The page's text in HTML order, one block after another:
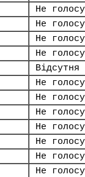
Не
Не
Не
Не
Відсутня
Не
Не
Не
Не
Не
Не
Не